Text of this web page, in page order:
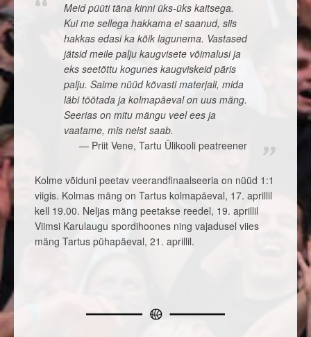
Meid püüti täna kinni üks-üks kaitsega.
Kui me sellega hakkama ei saanud, siis
hakkas edasi ka kõik lagunema. Vastased
jätsid meile palju kaugvisete võimalusi ja
eks seetõttu kogunes kaugviskeid päris
palju. Saime nüüd kõvasti materjali, mida
läbi töötada ja kolmapäeval on uus mäng.
Seerias on mitu mängu veel ees ja
vaatame, mis neist saab.
Priit Vene, Tartu Ülikooli peatreener
Kolme võiduni peetav veerandfinaalseeria on nüüd 1:1
viigis. Kolmas mäng on Tartus kolmapäeval, 17. aprillil
kell 19.00. Neljas mäng peetakse reedel, 19. aprillil
Viimsi Karulaugu spordihoones ning vajadusel viies
mäng Tartus pühapäeval, 21. aprillil.